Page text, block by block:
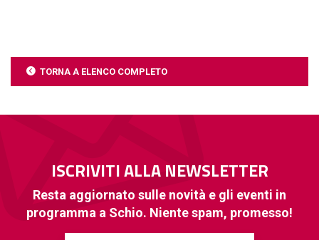
TORNA A ELENCO COMPLETO
ISCRIVITI ALLA NEWSLETTER
Resta aggiornato sulle novità e gli eventi in
programma a Schio. Niente spam, promesso!